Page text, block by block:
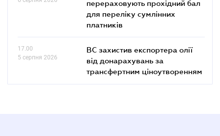
перераховують прохідний бал
для переліку сумлінних
платників
17.00
5 серпня 2026
ВС захистив експортера олії
від донарахувань за
трансфертним ціноутворенням